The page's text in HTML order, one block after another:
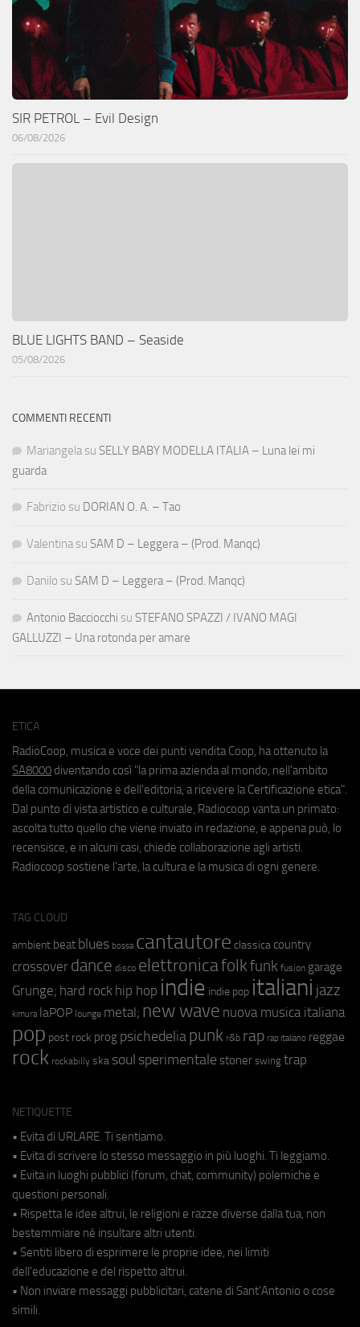
SIR PETROL – Evil Design
06/08/2026
BLUE LIGHTS BAND – Seaside
05/08/2026
COMMENTI RECENTI
Mariangela su SELLY BABY MODELLA ITALIA – Luna lei mi
guarda
Fabrizio su DORIAN O. A. – Tao
Valentina su SAM D – Leggera – (Prod. Manqc)
Danilo su SAM D – Leggera – (Prod. Manqc)
Antonio Bacciocchi su STEFANO SPAZZI / IVANO MAGI
GALLUZZI – Una rotonda per amare
ETICA
RadioCoop, musica e voce dei punti vendita Coop, ha ottenuto la
SA8000 diventando così "la prima azienda al mondo, nell'ambito
della comunicazione e dell'editoria, a ricevere la Certificazione etica".
Dal punto di vista artistico e culturale, Radiocoop vanta un primato:
ascolta tutto quello che viene inviato in redazione, e appena può, lo
recensisce, e in alcuni casi, chiede collaborazione agli artisti.
Radiocoop sostiene l'arte, la cultura e la musica di ogni genere.
TAG CLOUD
ambient beat blues bossa cantautore classica country
crossover dance disco elettronicafolkfunk fusion garage
Grunge; hard rock hip hop indie indie pop italiani jazz
kimura laPOP lounge metal; new wave nuova musica italiana
pop post rock prog psichedeliapunk r&b rap rap italiano reggae
rock rockabilly ska soul sperimentale stoner swing trap
NETIQUETTE
• Evita di URLARE. Ti sentiamo.
• Evita di scrivere lo stesso messaggio in più luoghi. Ti leggiamo.
• Evita in luoghi pubblici (forum, chat, community) polemiche e
questioni personali.
• Rispetta le idee altrui, le religioni e razze diverse dalla tua, non
bestemmiare né insultare altri utenti.
• Sentiti libero di esprimere le proprie idee, nei limiti
dell'educazione e del rispetto altrui.
• Non inviare messaggi pubblicitari, catene di Sant'Antonio o cose
simili.